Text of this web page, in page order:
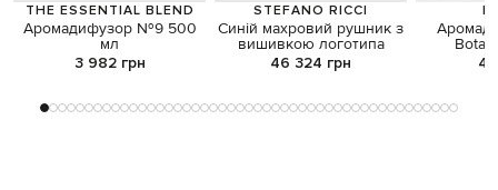
THE ESSENTIAL BLEND
Аромадифузор №9 500
мл
3 982 грн
STEFANO RICCI
Синій махровий рушник з
вишивкою логотипа
46 324 грн 4